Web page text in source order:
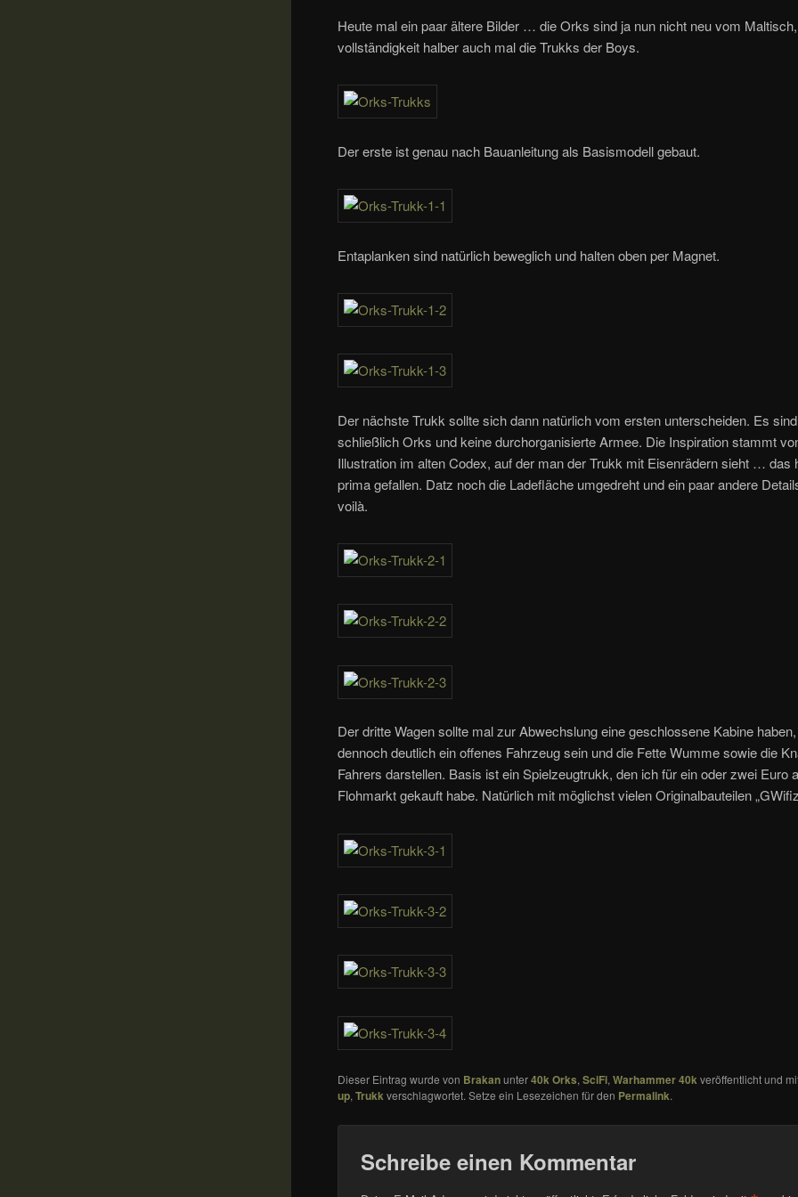
Heute mal ein paar ältere Bilder … die Orks sind ja nun nicht neu vom
vollständigkeit halber auch mal die Trukks der Boys.
Der erste ist genau nach Bauanleitung als Basismodell gebaut.
Entaplanken sind natürlich beweglich und halten oben per Magnet.
Der nächste Trukk sollte sich dann natürlich vom ersten unterscheiden. Es
schließlich Orks und keine durchorganisierte Armee. Die Inspiration stammt
Illustration im alten Codex, auf der man der Trukk mit Eisenrädern sieht … das
prima gefallen. Datz noch die Ladefläche umgedreht und ein paar andere
voilà.
Der dritte Wagen sollte mal zur Abwechslung eine geschlossene Kabine
dennoch deutlich ein offenes Fahrzeug sein und die Fette Wumme sowie die
Fahrers darstellen. Basis ist ein Spielzeugtrukk, den ich für ein oder zwei Euro
Flohmarkt gekauft habe. Natürlich mit möglichst vielen Originalbauteilen
Dieser Eintrag wurde von Brakanunter40k Orks,SciFi,Warhammer 40kveröffentlicht und
up,Trukkverschlagwortet. Setze ein Lesezeichen für den Permalink.
Schreibe einen Kommentar